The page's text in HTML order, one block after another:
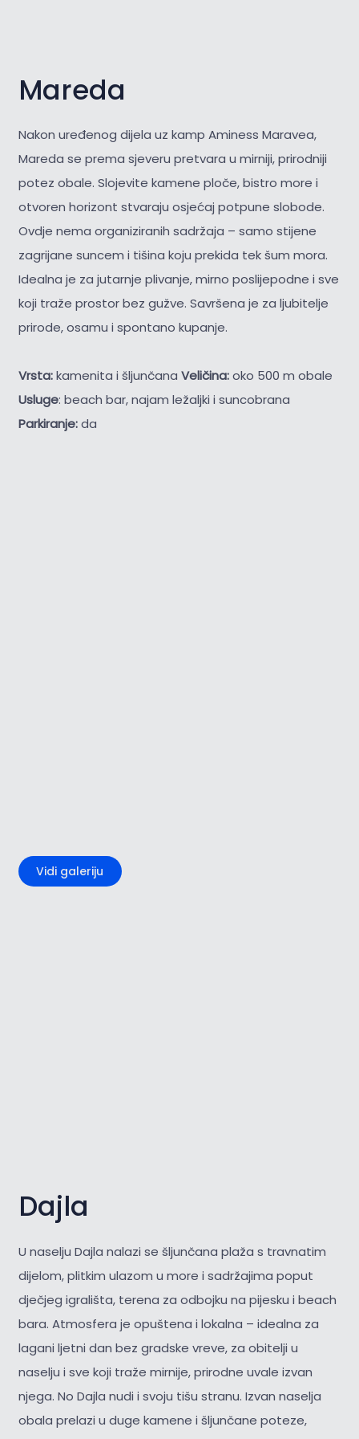
Mareda
Nakon uređenog dijela uz kamp Aminess Maravea,
Mareda se prema sjeveru pretvara u mirniji, prirodniji
potez obale. Slojevite kamene ploče, bistro more i
otvoren horizont stvaraju osjećaj potpune slobode.
Ovdje nema organiziranih sadržaja – samo stijene
zagrijane suncem i tišina koju prekida tek šum mora.
Idealna je za jutarnje plivanje, mirno poslijepodne i sve
koji traže prostor bez gužve. Savršena je za ljubitelje
prirode, osamu i spontano kupanje.
Vrsta:kamenita i šljunčana Veličina:oko 500 m obale
Usluge: beach bar, najam ležaljki i suncobrana
Parkiranje:da
Vidi galeriju
Dajla
U naselju Dajla nalazi se šljunčana plaža s travnatim
dijelom, plitkim ulazom u more i sadržajima poput
dječjeg igrališta, terena za odbojku na pijesku i beach
bara. Atmosfera je opuštena i lokalna – idealna za
lagani ljetni dan bez gradske vreve, za obitelji u
naselju i sve koji traže mirnije, prirodne uvale izvan
njega. No Dajla nudi i svoju tišu stranu. Izvan naselja
obala prelazi u duge kamene i šljunčane poteze,